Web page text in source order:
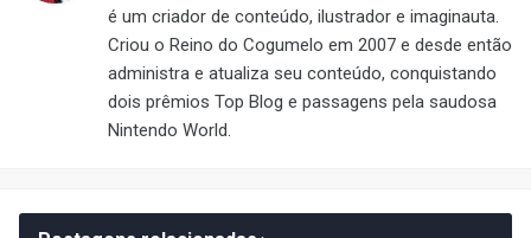
é um criador de conteúdo, ilustrador e imaginauta.
Criou o Reino do Cogumelo em 2007 e desde então
administra e atualiza seu conteúdo, conquistando
dois prêmios Top Blog e passagens pela saudosa
Nintendo World.